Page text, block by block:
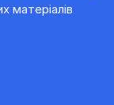
матеріалів